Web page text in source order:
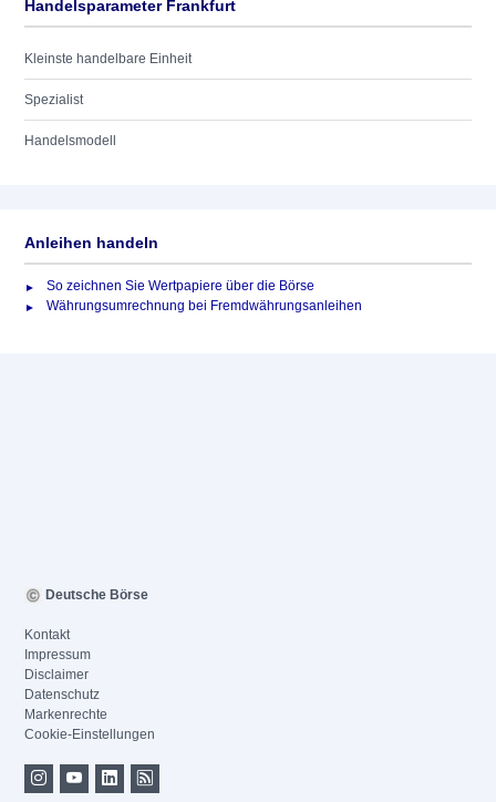
Handelsparameter Frankfurt
Kleinste handelbare Einheit
Spezialist
Handelsmodell
Anleihen handeln
So zeichnen Sie Wertpapiere über die Börse
Währungsumrechnung bei Fremdwährungsanleihen
Deutsche Börse
Kontakt
Impressum
Disclaimer
Datenschutz
Markenrechte
Cookie-Einstellungen